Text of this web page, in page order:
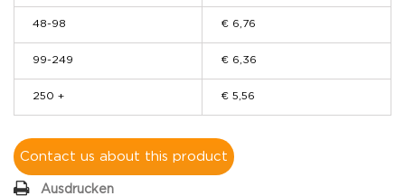
48-98 € 6,76
99-249 € 6,36
250 + € 5,56
Contact us about this product
Ausdrucken